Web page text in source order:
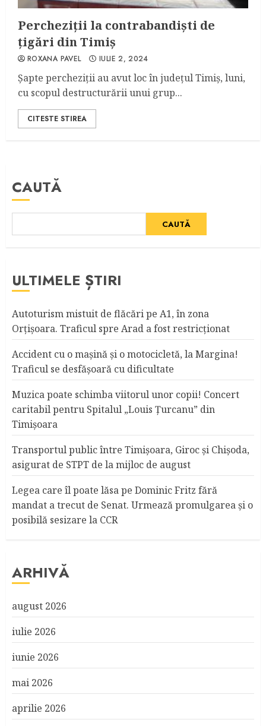
Percheziții la contrabandiști de
țigări din Timiș
ROXANA PAVEL IULIE 2, 2024
Șapte percheziții au avut loc în județul Timiș, luni,
cu scopul destructurării unui grup...
CITESTE STIREA
CAUTĂ
CAUTĂ
ULTIMELE ȘTIRI
Autoturism mistuit de flăcări pe A1, în zona
Orțișoara. Traficul spre Arad a fost restricționat
Accident cu o maşină şi o motocicletă, la Margina!
Traficul se desfăşoară cu dificultate
Muzica poate schimba viitorul unor copii! Concert
caritabil pentru Spitalul „Louis Ţurcanu” din
Timişoara
Transportul public între Timişoara, Giroc şi Chişoda,
asigurat de STPT de la mijloc de august
Legea care îl poate lăsa pe Dominic Fritz fără
mandat a trecut de Senat. Urmează promulgarea și o
posibilă sesizare la CCR
ARHIVĂ
august 2026
iulie 2026
iunie 2026
mai 2026
aprilie 2026